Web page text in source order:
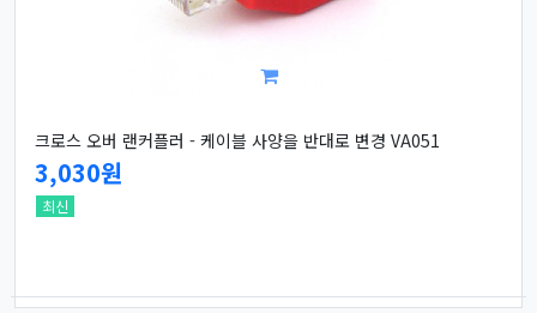
크로스 오버 랜커플러 - 케이블 사양을 반대로 변경 VA051
3,030원
최신